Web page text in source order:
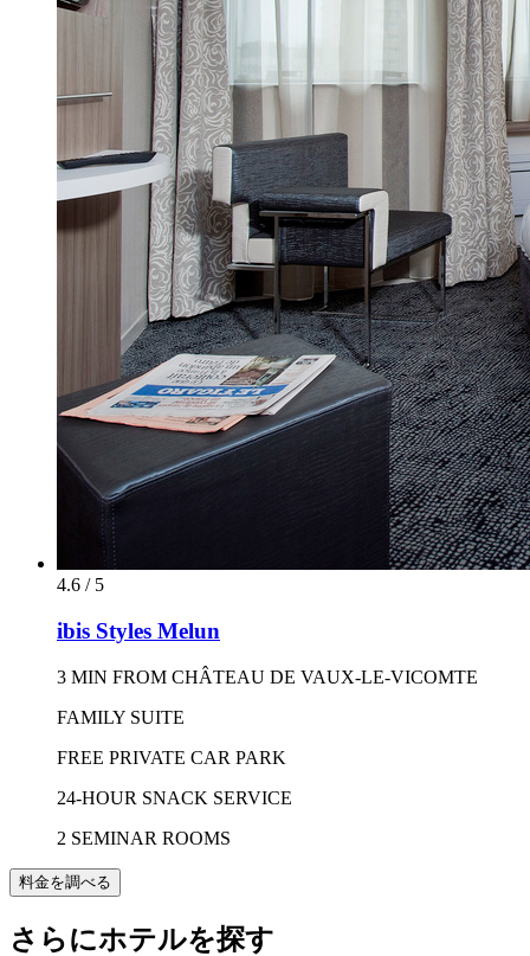
4.6 / 5
ibis Styles Melun
3 MIN FROM CHÂTEAU DE VAUX-LE-VICOMTE
FAMILY SUITE
FREE PRIVATE CAR PARK
24-HOUR SNACK SERVICE
2 SEMINAR ROOMS
料金を調べる
さらにホテルを探す